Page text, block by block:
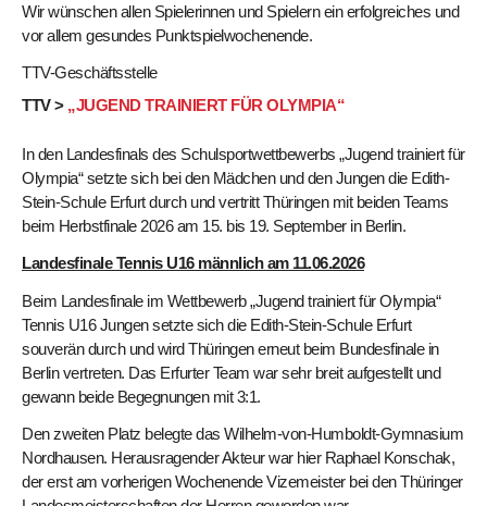
Wir wünschen allen Spielerinnen und Spielern ein erfolgreiches und
vor allem gesundes Punktspielwochenende.
TTV-Geschäftsstelle
TTV >„JUGEND TRAINIERT FÜR OLYMPIA“
In den Landesfinals des Schulsportwettbewerbs „Jugend trainiert für
Olympia“ setzte sich bei den Mädchen und den Jungen die Edith-
Stein-Schule Erfurt durch und vertritt Thüringen mit beiden Teams
beim Herbstfinale 2026 am 15. bis 19. September in Berlin.
Landesfinale Tennis U16 männlich am 11.06.2026
Beim Landesfinale im Wettbewerb „Jugend trainiert für Olympia“
Tennis U16 Jungen setzte sich die Edith-Stein-Schule Erfurt
souverän durch und wird Thüringen erneut beim Bundesfinale in
Berlin vertreten. Das Erfurter Team war sehr breit aufgestellt und
gewann beide Begegnungen mit 3:1.
Den zweiten Platz belegte das Wilhelm-von-Humboldt-Gymnasium
Nordhausen. Herausragender Akteur war hier Raphael Konschak,
der erst am vorherigen Wochenende Vizemeister bei den Thüringer